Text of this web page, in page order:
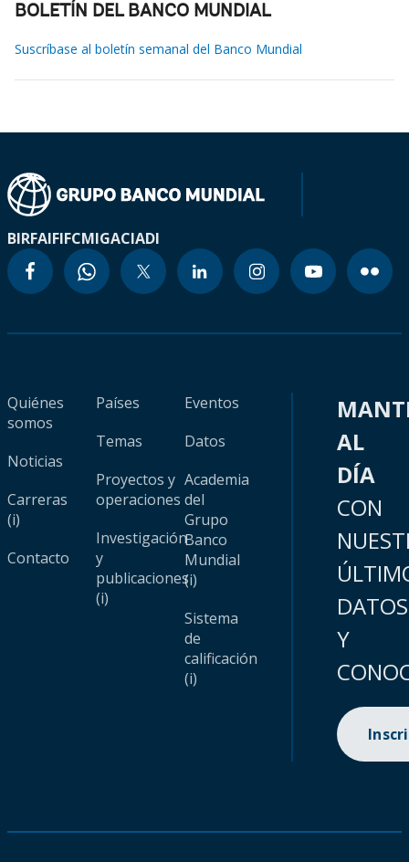
BOLETÍN DEL BANCO MUNDIAL
Suscríbase al boletín semanal del Banco Mundial
BIRFAIFIFCMIGACIADI
Quiénes
somos
Noticias
Carreras
(i)
Contacto
Países
Temas
Proyectos y
operaciones
Investigación
y
publicaciones
(i)
Eventos
Datos
Academia
del
Grupo
Banco
Mundial
(i)
Sistema
de
calificación
(i)
AL
DÍA
CON
DATOS
Y